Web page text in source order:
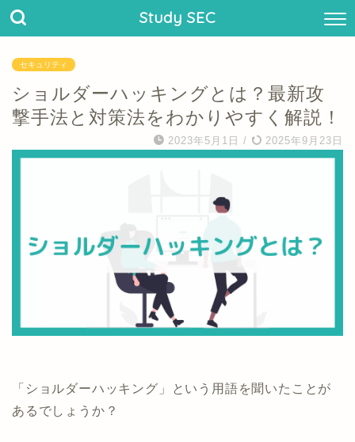
Study SEC
セキュリティ
ショルダーハッキングとは？最新攻
撃手法と対策法をわかりやすく解説！
2023年5月1日 / 2025年9月23日
「ショルダーハッキング」という用語を聞いたことが
あるでしょうか？